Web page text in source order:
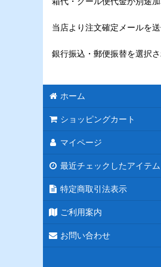
当店より注文確定メールを
銀行振込・郵便振替を選択
ホーム
ショッピングカート
マイページ
最近チェックしたアイテム
特定商取引法表示
ご利用案内
お問い合わせ